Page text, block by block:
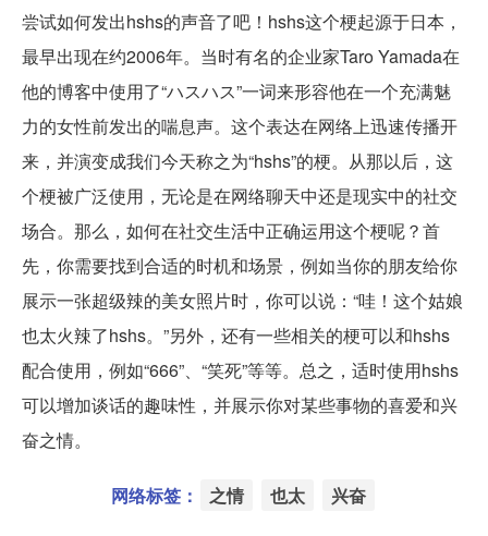
尝试如何发出hshs的声音了吧！hshs这个梗起源于日本，
最早出现在约2006年。当时有名的企业家Taro Yamada在
他的博客中使用了“ハスハス”一词来形容他在一个充满魅
力的女性前发出的喘息声。这个表达在网络上迅速传播开
来，并演变成我们今天称之为“hshs”的梗。从那以后，这
个梗被广泛使用，无论是在网络聊天中还是现实中的社交
场合。那么，如何在社交生活中正确运用这个梗呢？首
先，你需要找到合适的时机和场景，例如当你的朋友给你
展示一张超级辣的美女照片时，你可以说：“哇！这个姑娘
也太火辣了hshs。”另外，还有一些相关的梗可以和hshs
配合使用，例如“666”、“笑死”等等。总之，适时使用hshs
可以增加谈话的趣味性，并展示你对某些事物的喜爱和兴
奋之情。
网络标签： 之情 也太 兴奋